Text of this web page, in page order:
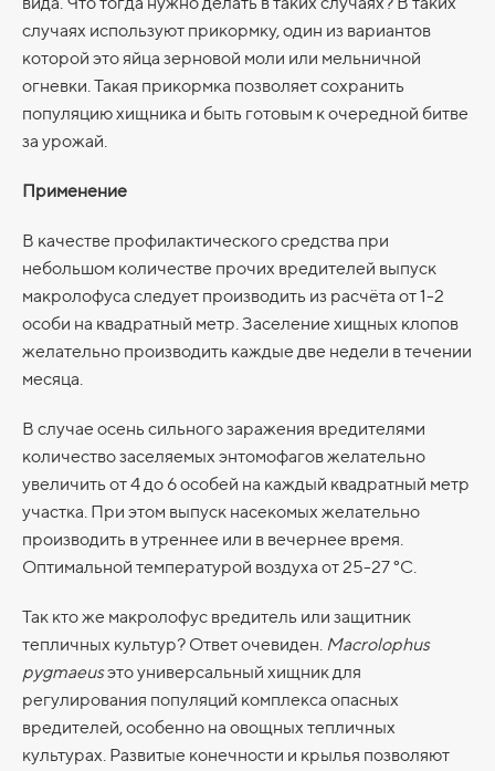
случаях используют прикормку, один из вариантов
которой это яйца зерновой моли или мельничной
огневки. Такая прикормка позволяет сохранить
популяцию хищника и быть готовым к очередной битве
за урожай.
Применение
В качестве профилактического средства при
небольшом количестве прочих вредителей выпуск
макролофуса следует производить из расчёта от 1-2
особи на квадратный метр. Заселение хищных клопов
желательно производить каждые две недели в течении
месяца.
В случае осень сильного заражения вредителями
количество заселяемых энтомофагов желательно
увеличить от 4 до 6 особей на каждый квадратный метр
участка. При этом выпуск насекомых желательно
производить в утреннее или в вечернее время.
Оптимальной температурой воздуха от 25-27 °С.
Так кто же макролофус вредитель или защитник
тепличных культур? Ответ очевиден. Macrolophus
pygmaeusэто универсальный хищник для
регулирования популяций комплекса опасных
вредителей, особенно на овощных тепличных
культурах. Развитые конечности и крылья позволяют